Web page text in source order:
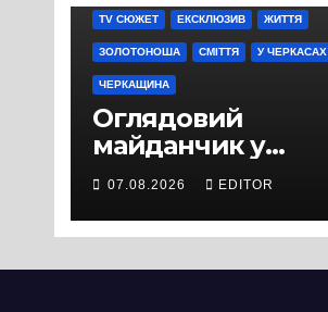
TV СЮЖЕТ ЕКСКЛЮЗИВ ЖИТТЯ
ЗОЛОТОНОША СМІТТЯ У ЧЕРКАСАХ
ЧЕРКАЩИНА
Оглядовий
майданчик у
Панському біля
Черкас
перетворився на
07.08.2026 EDITOR